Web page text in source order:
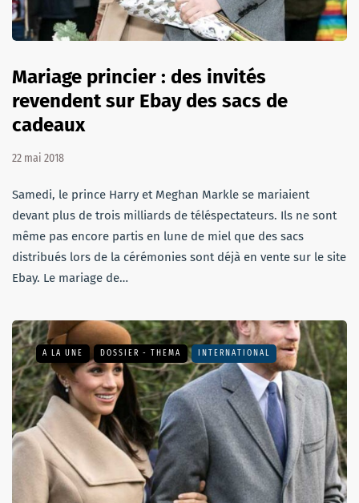
Mariage princier : des invités
revendent sur Ebay des sacs de
cadeaux
22 mai 2018
Samedi, le prince Harry et Meghan Markle se mariaient
devant plus de trois milliards de téléspectateurs. Ils ne sont
même pas encore partis en lune de miel que des sacs
distribués lors de la cérémonies sont déjà en vente sur le site
Ebay. Le mariage de…
A LA UNE DOSSIER - THEMA INTERNATIONAL